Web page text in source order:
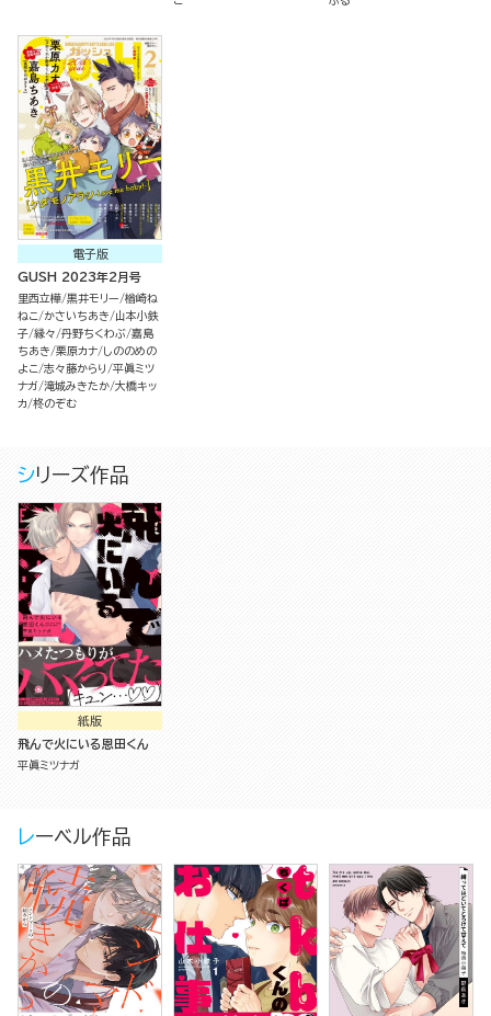
電子版
GUSH 2023年2月号
里西立樺 黒井モリー 楢崎ね
ねこ
かさいちあき
山本小鉄
子 縁々 丹野ちくわぶ 嘉島
ちあき 栗原カナ しののめの
よこ 志々藤からり
平眞ミツ
ナガ 滝城みきたか 大橋キッ
カ 柊のぞむ
シリーズ作品
紙版
飛んで火にいる恩田くん
平眞ミツナガ
レーベル作品